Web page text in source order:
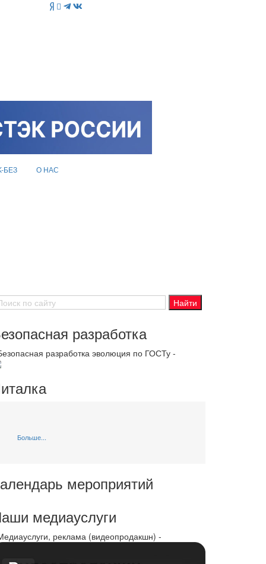
БЕЗ О НАС
разработка
разработка эволюция по ГОСТу -
Больше...
мероприятий
медиауслуги
реклама (видеопродакшн) -